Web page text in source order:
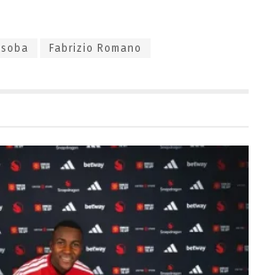
Fabrizio Romano